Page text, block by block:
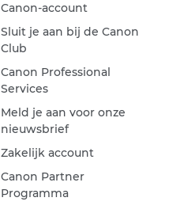
Canon-account
Sluit je aan bij de Canon
Club
Canon Professional
Services
Meld je aan voor onze
nieuwsbrief
Zakelijk account
Canon Partner
Programma